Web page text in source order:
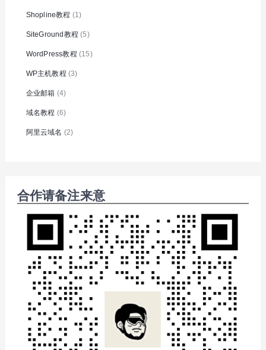
Shopline教程 (1)
SiteGround教程 (5)
WordPress教程 (15)
WP主机教程 (3)
企业邮箱 (4)
域名教程 (6)
阿里云域名 (2)
合作请备注来意